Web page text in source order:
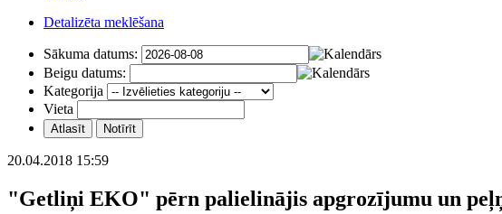
Detalizēta meklēšana
Sākuma datums:
Beigu datums:
Kategorija
Vieta
20.04.2018 15:59
"Getliņi EKO" pērn palielinājis apgrozījumu un